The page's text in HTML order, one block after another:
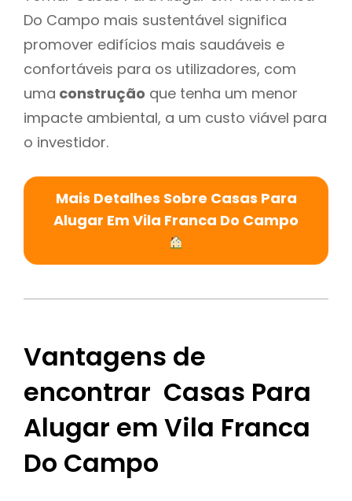
Do Campo mais sustentável significa
promover edifícios mais saudáveis e
confortáveis para os utilizadores, com
uma construção que tenha um menor
impacte ambiental, a um custo viável para
o investidor.
Mais Detalhes Sobre Casas Para
Alugar Em Vila Franca Do Campo
Vantagens de
encontrar Casas Para
Alugar em Vila Franca
Do Campo